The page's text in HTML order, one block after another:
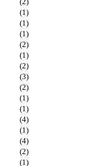
(1)
(1)
(1)
(2)
(1)
(2)
(3)
(2)
(1)
(1)
(4)
(1)
(4)
(2)
(1)